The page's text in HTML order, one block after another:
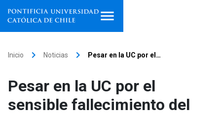
Facultades, escuelas e
institutos
Inicio keyboard_arrow_right Noticias keyboard_arrow_right Pesar en la UC por el…
Pesar en la UC por el
sensible fallecimiento del